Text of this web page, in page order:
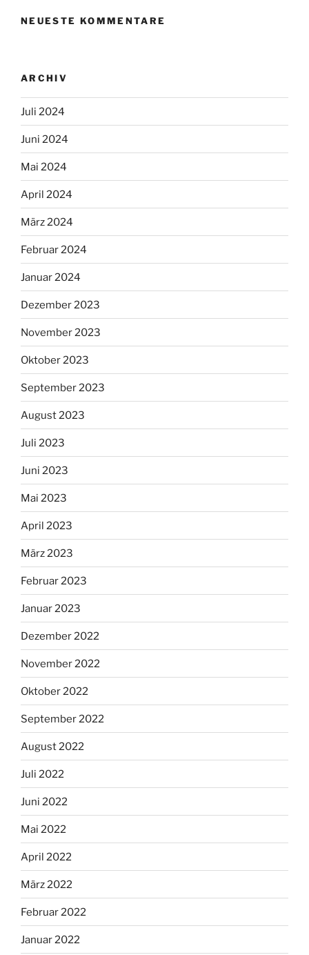
NEUESTE KOMMENTARE
ARCHIV
Juli 2024
Juni 2024
Mai 2024
April 2024
März 2024
Februar 2024
Januar 2024
Dezember 2023
November 2023
Oktober 2023
September 2023
August 2023
Juli 2023
Juni 2023
Mai 2023
April 2023
März 2023
Februar 2023
Januar 2023
Dezember 2022
November 2022
Oktober 2022
September 2022
August 2022
Juli 2022
Juni 2022
Mai 2022
April 2022
März 2022
Februar 2022
Januar 2022